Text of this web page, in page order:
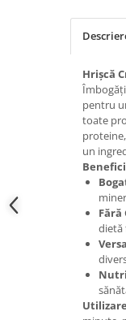
Hrișcă
pentru
toate
un
Fără
dietă